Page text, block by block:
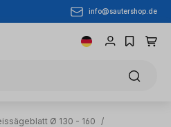
info@sautershop.de
Ø 130 - 160
/